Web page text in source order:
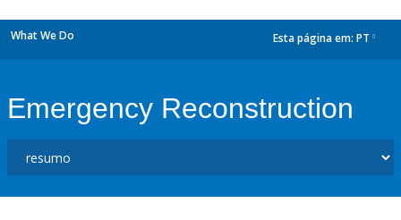
What We Do Esta página em: PT
Emergency Reconstruction